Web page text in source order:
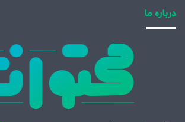
درباره ما